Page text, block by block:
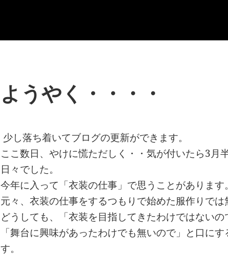
ようやく・・・・
少し落ち着いてブログの更新ができます。
ここ数日、やけに慌ただしく・・気が付いたら3月
日々でした。
今年に入って「衣装の仕事」で思うことがあります。
元々、衣装の仕事をするつもりで始めた服作りでは
どうしても、「衣装を目指してきたわけではないの
「舞台に興味があったわけでも無いので」と口に
す。